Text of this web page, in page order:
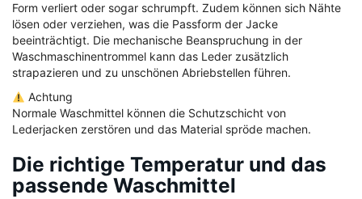
Form verliert oder sogar schrumpft. Zudem können sich Nähte
lösen oder verziehen, was die Passform der Jacke
beeinträchtigt. Die mechanische Beanspruchung in der
Waschmaschinentrommel kann das Leder zusätzlich
strapazieren und zu unschönen Abriebstellen führen.
Achtung
Normale Waschmittel können die Schutzschicht von
Lederjacken zerstören und das Material spröde machen.
Die richtige Temperatur und das
passende Waschmittel